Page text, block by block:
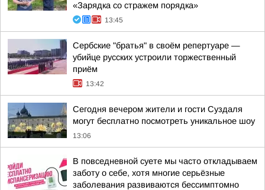
«Зарядка со стражем порядка»
13:45
Сербские "братья" в своём репертуаре —
убийце русских устроили торжественный
приём
13:42
Сегодня вечером жители и гости Суздаля
могут бесплатно посмотреть уникальное шоу
13:06
В повседневной суете мы часто откладываем
заботу о себе, хотя многие серьёзные
заболевания развиваются бессимптомно